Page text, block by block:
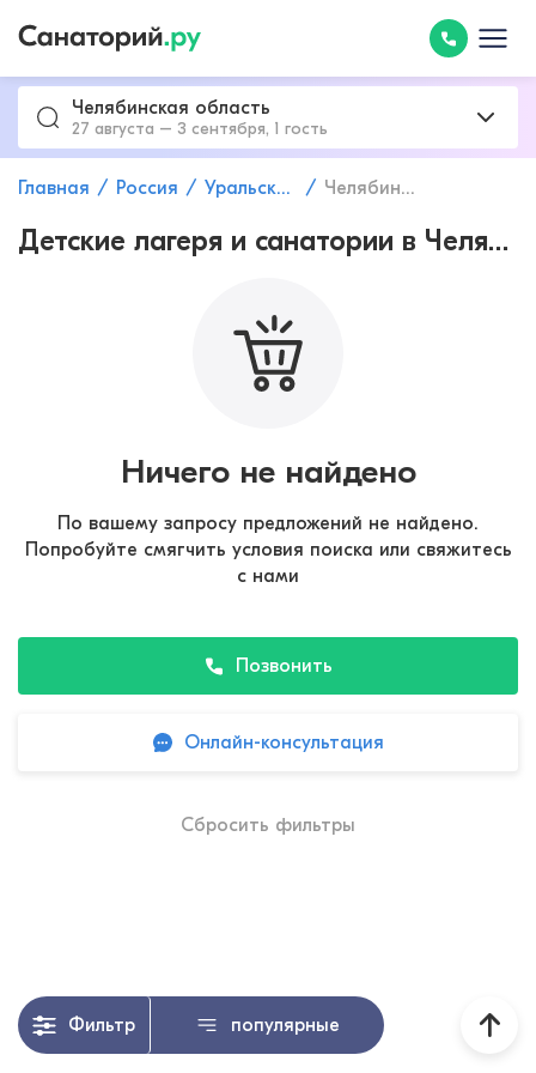
Челябинская область
27 августа – 3 сентября, 1 гость
Главная Россия Уральский федеральный округ Челябинская область
Детские лагеря и санатории в Челябинской области с лечением заболеваний желудочно-кишечного тракта
Ничего не найдено
По вашему запросу предложений не найдено.
Попробуйте смягчить условия поиска или свяжитесь
с нами
Позвонить
Онлайн-консультация
Сбросить фильтры
Фильтр популярные